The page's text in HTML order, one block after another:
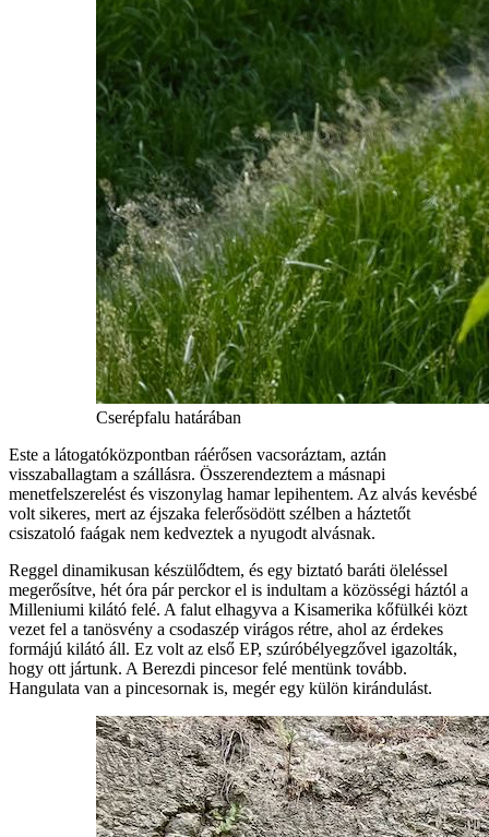
Cserépfalu határában
Este a látogatóközpontban ráérősen vacsoráztam, aztán
visszaballagtam a szállásra. Összerendeztem a másnapi
menetfelszerelést és viszonylag hamar lepihentem. Az alvás kevésbé
volt sikeres, mert az éjszaka felerősödött szélben a háztetőt
csiszatoló faágak nem kedveztek a nyugodt alvásnak.
Reggel dinamikusan készülődtem, és egy biztató baráti öleléssel
megerősítve, hét óra pár perckor el is indultam a közösségi háztól a
Milleniumi kilátó felé. A falut elhagyva a Kisamerika kőfülkéi közt
vezet fel a tanösvény a csodaszép virágos rétre, ahol az érdekes
formájú kilátó áll. Ez volt az első EP, szúróbélyegzővel igazolták,
hogy ott jártunk. A Berezdi pincesor felé mentünk tovább.
Hangulata van a pincesornak is, megér egy külön kirándulást.